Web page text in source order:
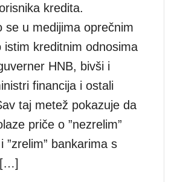
kredita.
se u medijima oprečnim
istim kreditnim odnosima
HNB, bivši i
financija i ostali
taj metež pokazuje da
priče o ”nezrelim”
”zrelim” bankarima s
[…]